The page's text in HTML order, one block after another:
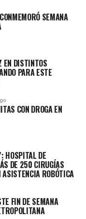
SEMANA
EN DISTINTOS
PARA ESTE
CON DROGA EN
HOSPITAL DE
DE 250 CIRUGÍAS
ASISTENCIA ROBÓTICA
FIN DE SEMANA